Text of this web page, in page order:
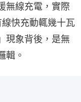
無線充電，實際
快充動輒幾十瓦
現象背後，是無
輯。